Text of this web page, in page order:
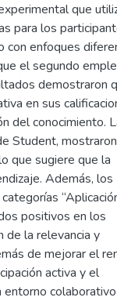
que
para los
con enfoques
el segundo
demostraron
en sus
del conocimiento.
Student, mostraron
que sugiere que la
Además, los
positivos en los
de la relevancia y
de mejorar el
activa y el